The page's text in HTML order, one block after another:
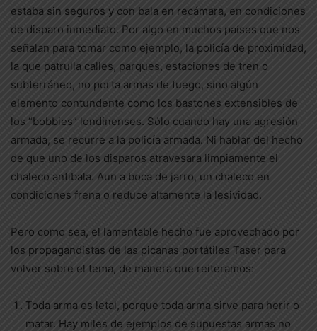
estaba sin seguros y con bala en recámara, en condiciones
de disparo inmediato. Por algo en muchos países que nos
señalan para tomar como ejemplo, la policía de proximidad,
la que patrulla calles, parques, estaciones de tren o
subterráneo, no porta armas de fuego, sino algún
elemento contundente como los bastones extensibles de
los “bobbies” londinenses. Sólo cuando hay una agresión
armada, se recurre a la policía armada. Ni hablar del hecho
de que uno de los disparos atravesara limpiamente el
chaleco antibala. Aun a boca de jarro, un chaleco en
condiciones frena o reduce altamente la lesividad.
Pero como sea, el lamentable hecho fue aprovechado por
los propagandistas de las picanas portátiles Taser para
volver sobre el tema, de manera que reiteramos:
Toda arma es letal, porque toda arma sirve para herir o
matar. Hay miles de ejemplos de supuestas armas no